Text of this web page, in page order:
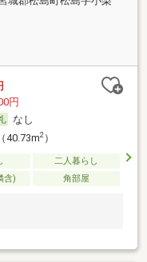
円
なし
40.73m2）
二人暮らし
含) 角部屋